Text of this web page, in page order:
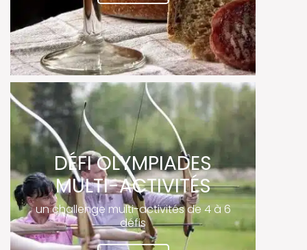
DÉFI OLYMPIADES
MULTI-ACTIVITÉS
un challenge multi-activités de 4 à 6
défis